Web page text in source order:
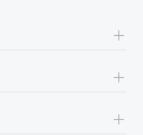
+
+
+